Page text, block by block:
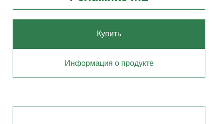
Купить
Информация о продукте